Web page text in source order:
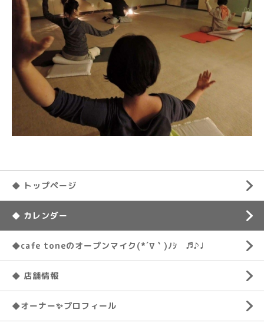
◆ トップページ
◆ カレンダー
◆cafe toneのオープンマイク(*´∇｀)ﾉｼ ♬♪♩
◆ 店舗情報
◆オーナー✨プロフィール